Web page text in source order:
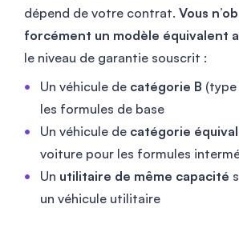
dépend de votre contrat. Vous
forcément un modèle équivalent
le niveau de garantie souscrit :
Un véhicule de catégorie B
les formules de base
Un véhicule de catégorie
voiture pour les formules
Un utilitaire de même capacité
un véhicule utilitaire